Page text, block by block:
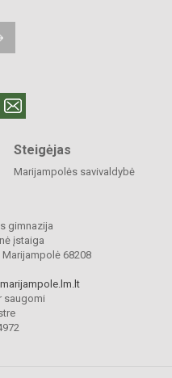
Steigėjas
Marijampolės savivaldybė
gimnazija
įstaiga
68208
saugomi